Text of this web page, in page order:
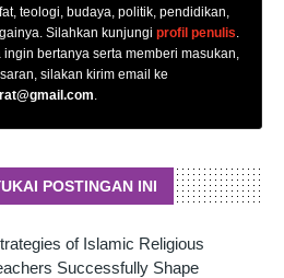
teologi, budaya, politik, pendidikan,
Silahkan kunjungi profil penulis.
ingin bertanya serta memberi masukan,
silakan kirim email ke
.
POSTINGAN INI
of Islamic Religious
Successfully Shape